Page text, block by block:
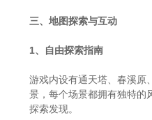
三、地图探索与互动
1、自由探索指南
游戏内设有通天塔、春溪原
景，每个场景都拥有独特的
探索发现。